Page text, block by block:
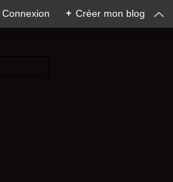
Connexion + Créer mon blog